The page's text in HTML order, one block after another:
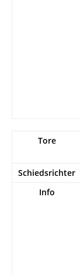
Tore
Schiedsrichter
Info